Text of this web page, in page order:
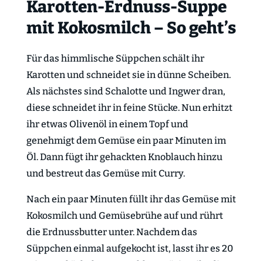
Karotten-Erdnuss-Suppe
mit Kokosmilch – So geht’s
Für das himmlische Süppchen schält ihr
Karotten und schneidet sie in dünne Scheiben.
Als nächstes sind Schalotte und Ingwer dran,
diese schneidet ihr in feine Stücke. Nun erhitzt
ihr etwas Olivenöl in einem Topf und
genehmigt dem Gemüse ein paar Minuten im
Öl. Dann fügt ihr gehackten Knoblauch hinzu
und bestreut das Gemüse mit Curry.
Nach ein paar Minuten füllt ihr das Gemüse mit
Kokosmilch und Gemüsebrühe auf und rührt
die Erdnussbutter unter. Nachdem das
Süppchen einmal aufgekocht ist, lasst ihr es 20